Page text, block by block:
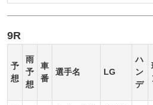
9R
予
想
雨
予
想
車
番
選手名 LG
ハ
ン
デ